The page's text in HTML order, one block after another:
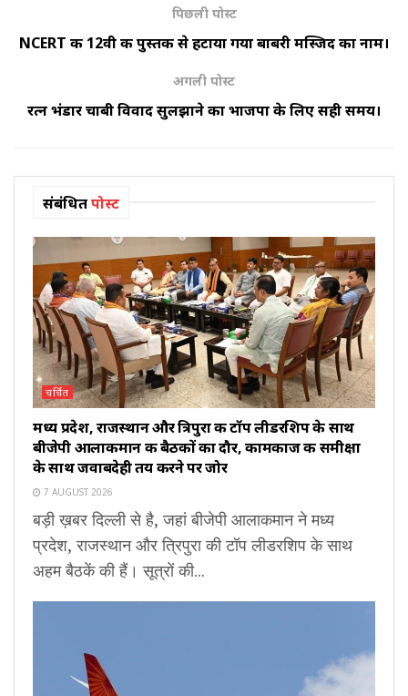
पिछली पोस्ट
NCERT की 12वी की पुस्तक से हटाया गया बाबरी मस्जिद का नाम।
अगली पोस्ट
रत्न भंडार चाबी विवाद सुलझाने का भाजपा के लिए सही समय।
संबंधितपोस्ट
चर्चित
मध्य प्रदेश, राजस्थान और त्रिपुरा की टॉप लीडरशिप के साथ
बीजेपी आलाकमान की बैठकों का दौर, कामकाज की समीक्षा
के साथ जवाबदेही तय करने पर जोर
7 AUGUST 2026
बड़ी ख़बर दिल्ली से है, जहां बीजेपी आलाकमान ने मध्य
प्रदेश, राजस्थान और त्रिपुरा की टॉप लीडरशिप के साथ
अहम बैठकें की हैं। सूत्रों की...